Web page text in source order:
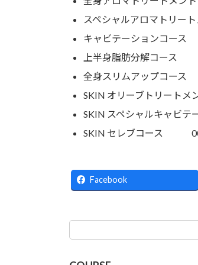
スペシャルアロマトリ
キャビテーションコ
上半身脂肪分解コー
全身スリムアップコー
SKIN オリーブトリー
SKIN スペシャルキャ
SKIN セレブコース
Facebook